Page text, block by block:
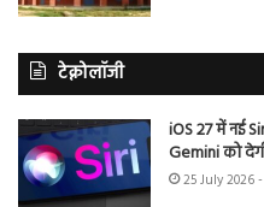
टेक्नोलॉजी
iOS 27 में नई
Gemini को
25 July 2026